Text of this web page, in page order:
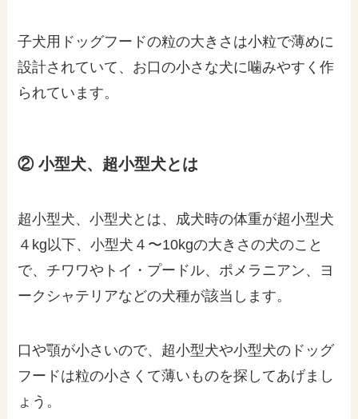
子犬用ドッグフードの粒の大きさは小粒で薄めに
設計されていて、お口の小さな犬に噛みやすく作
られています。
② 小型犬、超小型犬とは
超小型犬、小型犬とは、成犬時の体重が超小型犬
４kg以下、小型犬４〜10kgの大きさの犬のこと
で、チワワやトイ・プードル、ポメラニアン、ヨ
ークシャテリアなどの犬種が該当します。
口や顎が小さいので、超小型犬や小型犬のドッグ
フードは粒の小さくて薄いものを探してあげまし
ょう。